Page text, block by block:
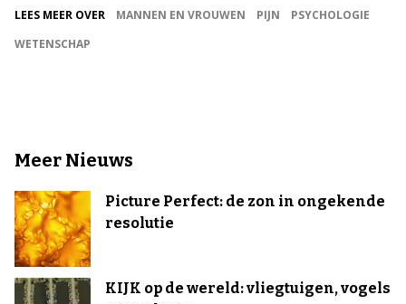
LEES MEER OVER MANNEN EN VROUWEN PIJN
PSYCHOLOGIE
WETENSCHAP
Meer Nieuws
Picture Perfect: de zon in ongekende
resolutie
KIJK op de wereld: vliegtuigen, vogels